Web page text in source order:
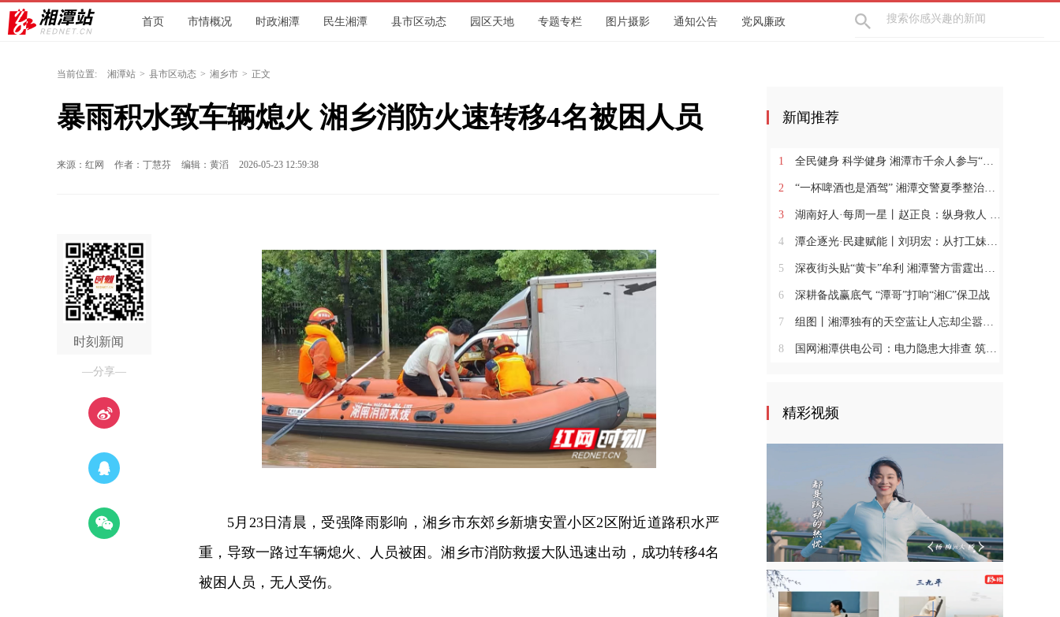
首页 市情概况 时政湘潭 民生湘潭 县市区动态 园区天地 专题专栏 图片摄影 通知公告 党风廉政
当前位置: 湘潭站 > 县市区动态 > 湘乡市 > 正文
暴雨积水致车辆熄火 湘乡消防火速转移4名被困人员
来源：红网 作者：丁慧芬 编辑：黄滔 2026-05-23 12:59:38
时刻新闻
—分享—
5月23日清晨，受强降雨影响，湘乡市东郊乡新塘安置小区2区附近道路积水严
重，导致一路过车辆熄火、人员被困。湘乡市消防救援大队迅速出动，成功转移4名
被困人员，无人受伤。
新闻推荐
1 全民健身 科学健身 湘潭市千余人参与“全民健身日”活动
2 “一杯啤酒也是酒驾” 湘潭交警夏季整治行动再出击
3 湖南好人·每周一星丨赵正良：纵身救人 躬身兴村
4 潭企逐光·民建赋能丨刘玥宏：从打工妹到暖通“娘子军”领军人
5 深夜街头贴“黄卡”牟利 湘潭警方雷霆出击依法行政拘留
6 深耕备战赢底气 “潭哥”打响“湘C”保卫战
7 组图丨湘潭独有的天空蓝让人忘却尘嚣，沉醉其中
8 国网湘潭供电公司：电力隐患大排查 筑牢安全“防护网”
精彩视频